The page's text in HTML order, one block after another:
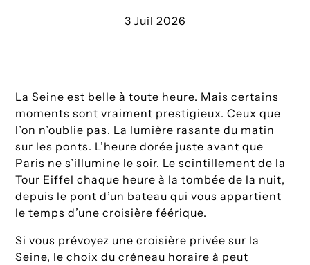
3 Juil 2026
La Seine est belle à toute heure. Mais certains
moments sont vraiment prestigieux. Ceux que
l’on n’oublie pas. La lumière rasante du matin
sur les ponts. L’heure dorée juste avant que
Paris ne s’illumine le soir. Le scintillement de la
Tour Eiffel chaque heure à la tombée de la nuit,
depuis le pont d’un bateau qui vous appartient
le temps d’une croisière féérique.
Si vous prévoyez une croisière privée sur la
Seine, le choix du créneau horaire à peut